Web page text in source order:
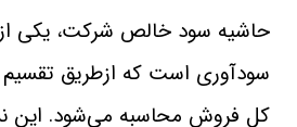
حاشيه‌ سود‌ خالص شركت، يكی
سودآوری است كه ازطريق
كل فروش محاسبه‌ می‌شود. اين